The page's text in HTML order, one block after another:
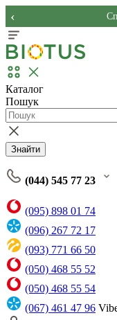
‹
Каталог
Пошук
Знайти
(044) 545 77 23
(095) 898 01 74
(096) 267 72 17
(093) 771 66 50
(050) 468 55 52
(050) 468 55 54
(067) 461 47 96